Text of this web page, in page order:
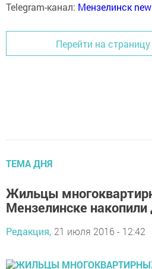
Telegram-канал: Мензелинск
Перейти на
ТЕМА ДНЯ
Жильцы
Мензелинске накопили
Редакция, 21 июля 2016 - 12:42